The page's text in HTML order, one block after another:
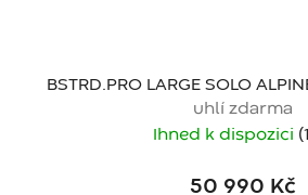
BSTRD.PRO LARGE SOLO
uhlí zdarma
Ihned k dispozici
50 990 Kč